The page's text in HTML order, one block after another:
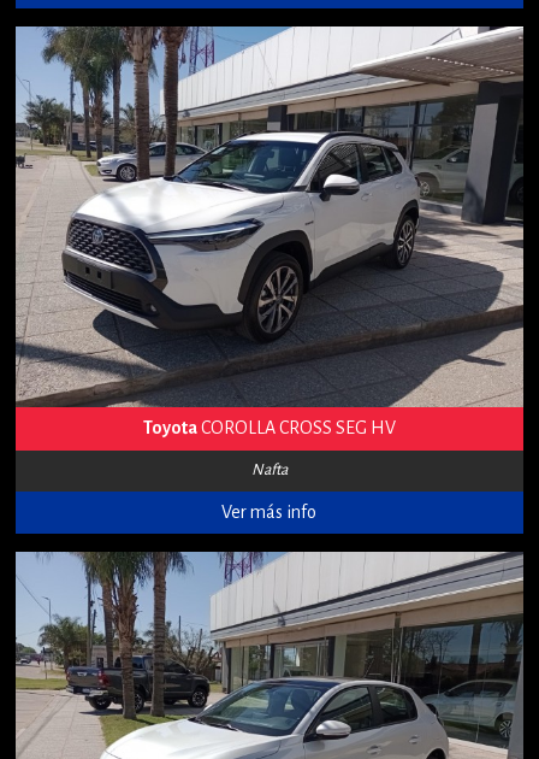
ToyotaCOROLLA CROSS SEG HV
Nafta
Ver más info